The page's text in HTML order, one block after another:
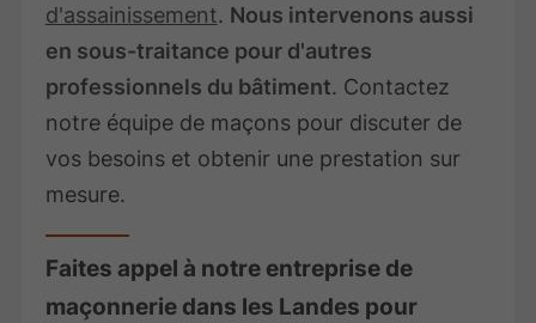
d'assainissement. Nous intervenons aussi
en sous-traitance pour d'autres
professionnels du bâtiment. Contactez
notre équipe de maçons pour discuter de
vos besoins et obtenir une prestation sur
mesure.
Faites appel à notre entreprise de
maçonnerie dans les Landes pour